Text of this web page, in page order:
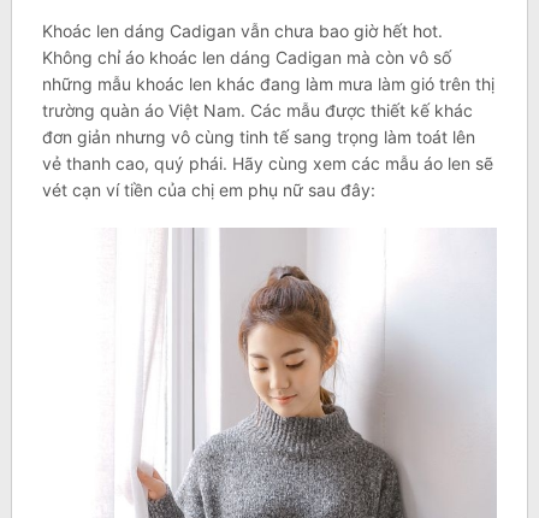
Khoác len dáng Cadigan vẫn chưa bao giờ hết hot.
Không chỉ áo khoác len dáng Cadigan mà còn vô số
những mẫu khoác len khác đang làm mưa làm gió trên thị
trường quàn áo Việt Nam. Các mẫu được thiết kế khác
đơn giản nhưng vô cùng tinh tế sang trọng làm toát lên
vẻ thanh cao, quý phái. Hãy cùng xem các mẫu áo len sẽ
vét cạn ví tiền của chị em phụ nữ sau đây: